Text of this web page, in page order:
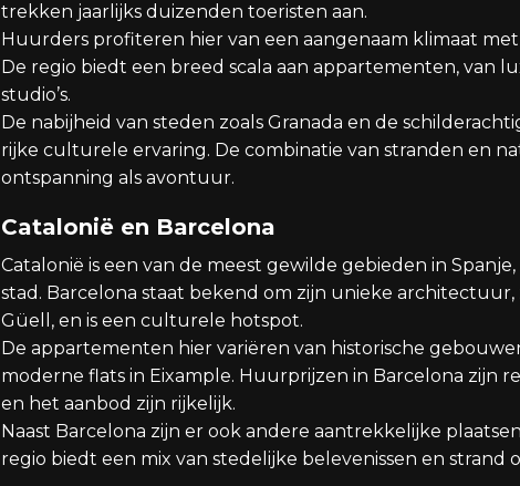
trekken jaarlijks duizenden toeristen aan.
Huurders profiteren hier van een aangenaam klimaat
De regio biedt een breed scala aan appartementen, van
studio’s.
De nabijheid van steden zoals Granada en de
rijke culturele ervaring. De combinatie van stranden en
ontspanning als avontuur.
Catalonië en Barcelona
Catalonië is een van de meest gewilde gebieden in
stad. Barcelona staat bekend om zijn unieke architectuur,
Güell, en is een culturele hotspot.
De appartementen hier variëren van historische
moderne flats in Eixample. Huurprijzen in Barcelona zijn
en het aanbod zijn rijkelijk.
Naast Barcelona zijn er ook andere aantrekkelijke
regio biedt een mix van stedelijke belevenissen en strand